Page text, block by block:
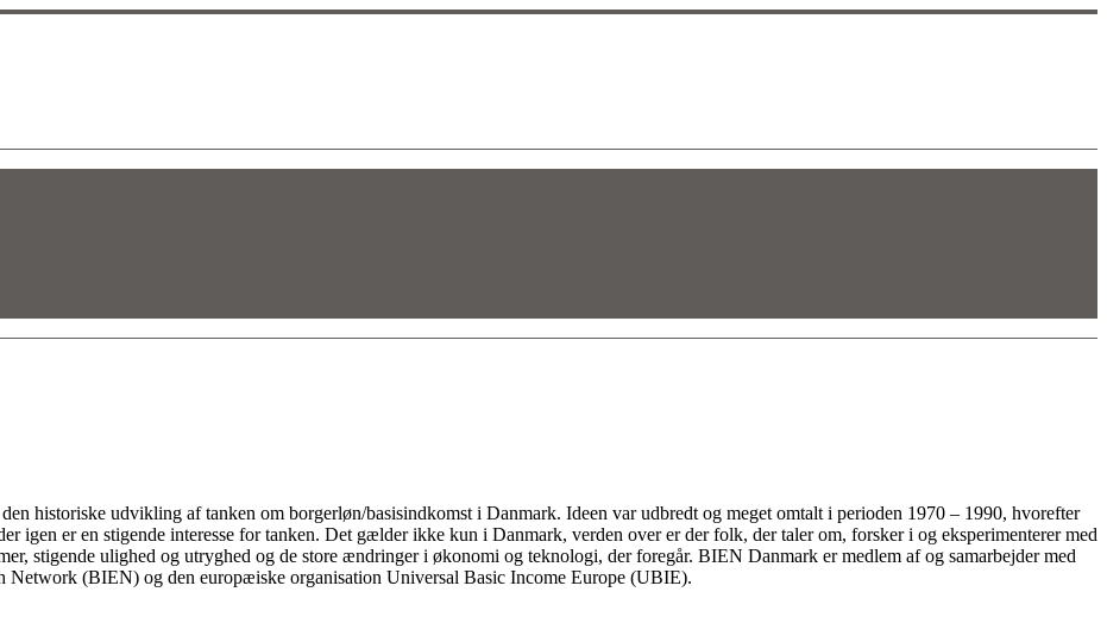
historiske udvikling af tanken om borgerløn/basisindkomst i Danmark. Ideen var udbredt og meget omtalt i perioden 1970 – 1990, hvorefter
igen er en stigende interesse for tanken. Det gælder ikke kun i Danmark, verden over er der folk, der taler om, forsker i og eksperimenterer med
stigende ulighed og utryghed og de store ændringer i økonomi og teknologi, der foregår. BIEN Danmark er medlem af og samarbejder med
Network (BIEN) og den europæiske organisation Universal Basic Income Europe (UBIE).